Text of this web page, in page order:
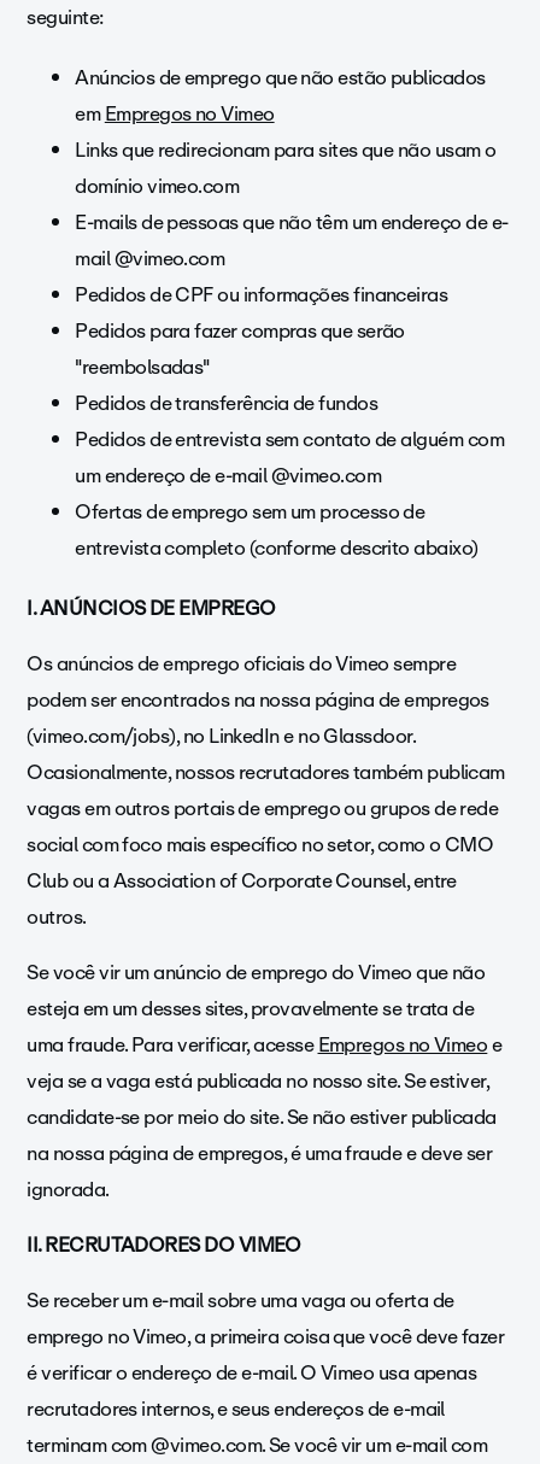
seguinte:
Anúncios de emprego que não estão publicados
emEmpregos no Vimeo
Links que redirecionam para sites que não usam o
domínio vimeo.com
E-mails de pessoas que não têm um endereço de e-
mail @vimeo.com
Pedidos de CPF ou informações financeiras
Pedidos para fazer compras que serão
"reembolsadas"
Pedidos de transferência de fundos
Pedidos de entrevista sem contato de alguém com
um endereço de e-mail @vimeo.com
Ofertas de emprego sem um processo de
entrevista completo (conforme descrito abaixo)
I. ANÚNCIOS DE EMPREGO
Os anúncios de emprego oficiais do Vimeo sempre
podem ser encontrados na nossa página de empregos
(vimeo.com/jobs), no LinkedIn e no Glassdoor.
Ocasionalmente, nossos recrutadores também publicam
vagas em outros portais de emprego ou grupos de rede
social com foco mais específico no setor, como o CMO
Club ou a Association of Corporate Counsel, entre
outros.
Se você vir um anúncio de emprego do Vimeo que não
esteja em um desses sites, provavelmente se trata de
uma fraude. Para verificar, acesseEmpregos no Vimeoe
veja se a vaga está publicada no nosso site. Se estiver,
candidate-se por meio do site. Se não estiver publicada
na nossa página de empregos, é uma fraude e deve ser
ignorada.
II. RECRUTADORES DO VIMEO
Se receber um e-mail sobre uma vaga ou oferta de
emprego no Vimeo, a primeira coisa que você deve fazer
é verificar o endereço de e-mail. O Vimeo usa apenas
recrutadores internos, e seus endereços de e-mail
terminam com @vimeo.com. Se você vir um e-mail com